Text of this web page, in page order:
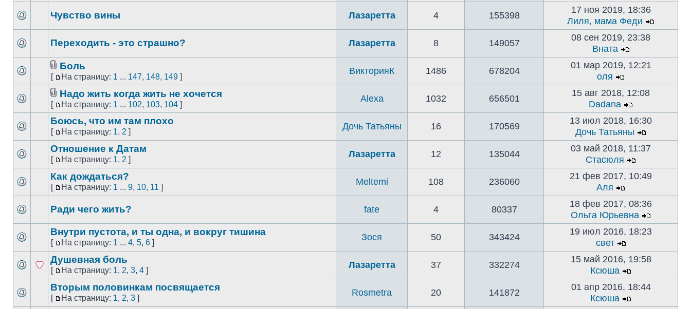
Чувство вины Лазаретта 4 155398
17 ноя 2019, 18:36
Лиля, мама Феди
Переходить - это страшно? Лазаретта 8 149057
08 сен 2019, 23:38
Вната
Боль
[ На страницу: 1 ... 147, 148, 149 ]
ВикторияК 1486 678204
01 мар 2019, 12:21
оля
Надо жить когда жить не хочется
[ На страницу: 1 ... 102, 103, 104 ]
Alexa 1032 656501
15 авг 2018, 12:08
Dadana
Боюсь, что им там плохо
[ На страницу: 1, 2 ]
Дочь Татьяны 16 170569
13 июл 2018, 16:30
Дочь Татьяны
Отношение к Датам
[ На страницу: 1, 2 ]
Лазаретта 12 135044
03 май 2018, 11:37
Стасюля
Как дождаться?
[ На страницу: 1 ... 9, 10, 11 ]
Meltemi 108 236060
21 фев 2017, 10:49
Аля
Ради чего жить? fate 4 80337
18 фев 2017, 08:36
Ольга Юрьевна
Внутри пустота, и ты одна, и вокруг тишина
[ На страницу: 1 ... 4, 5, 6 ]
Зося 50 343424
19 июл 2016, 18:23
свет
Душевная боль
[ На страницу: 1, 2, 3, 4 ]
Лазаретта 37 332274
15 май 2016, 19:58
Ксюша
Вторым половинкам посвящается
[ На страницу: 1, 2, 3 ]
Rosmetra 20 141872
01 апр 2016, 18:44
Ксюша